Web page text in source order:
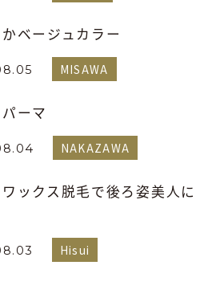
ベージュカラー
MISAWA
ーマ
NAKAZAWA
ックス脱毛で後ろ姿美人に
Hisui